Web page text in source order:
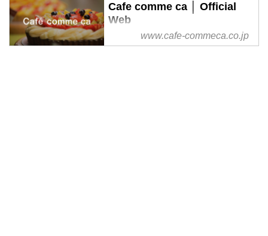
Cafe comme ca │ Official
Web
「カフェコムサ」は“日本の食を
www.cafe-commeca.co.jp